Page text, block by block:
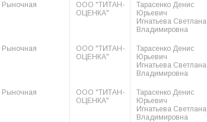
Рыночная
ООО "ТИТАН-
ОЦЕНКА"
Тарасенко Денис
Юрьевич
Игнатьева Светлана
Владимировна
Рыночная
ООО "ТИТАН-
ОЦЕНКА"
Тарасенко Денис
Юрьевич
Игнатьева Светлана
Владимировна
Рыночная
ООО "ТИТАН-
ОЦЕНКА"
Тарасенко Денис
Юрьевич
Игнатьева Светлана
Владимировна